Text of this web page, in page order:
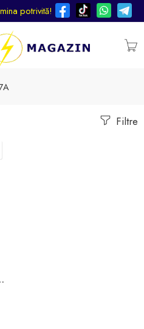
potrivită!
Filtre
37A Elmos